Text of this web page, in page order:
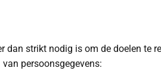
dan strikt nodig is om de doelen te
persoonsgegevens: